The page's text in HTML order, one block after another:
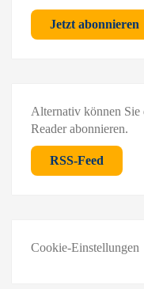
Jetzt abonnieren
Alternativ können Sie
Reader abonnieren.
RSS-Feed
Cookie-Einstellungen